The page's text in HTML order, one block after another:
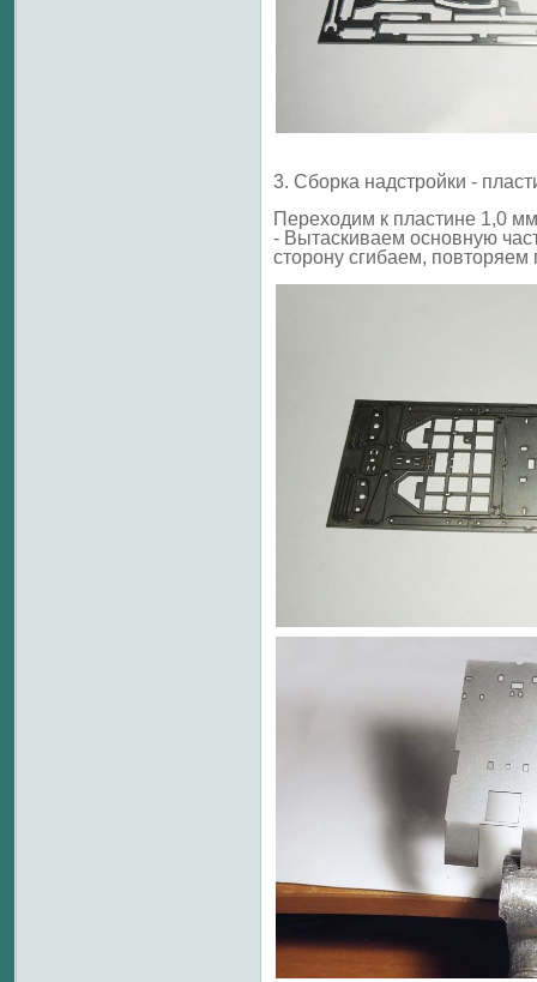
3. Сборка надстройки -
Переходим к пластине 1,0
- Вытаскиваем основную
сторону сгибаем,